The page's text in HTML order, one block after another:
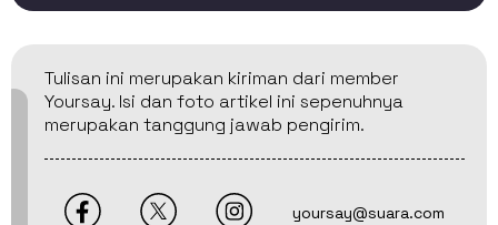
Tulisan ini merupakan kiriman dari member
Yoursay. Isi dan foto artikel ini sepenuhnya
merupakan tanggung jawab pengirim.
yoursay@suara.com